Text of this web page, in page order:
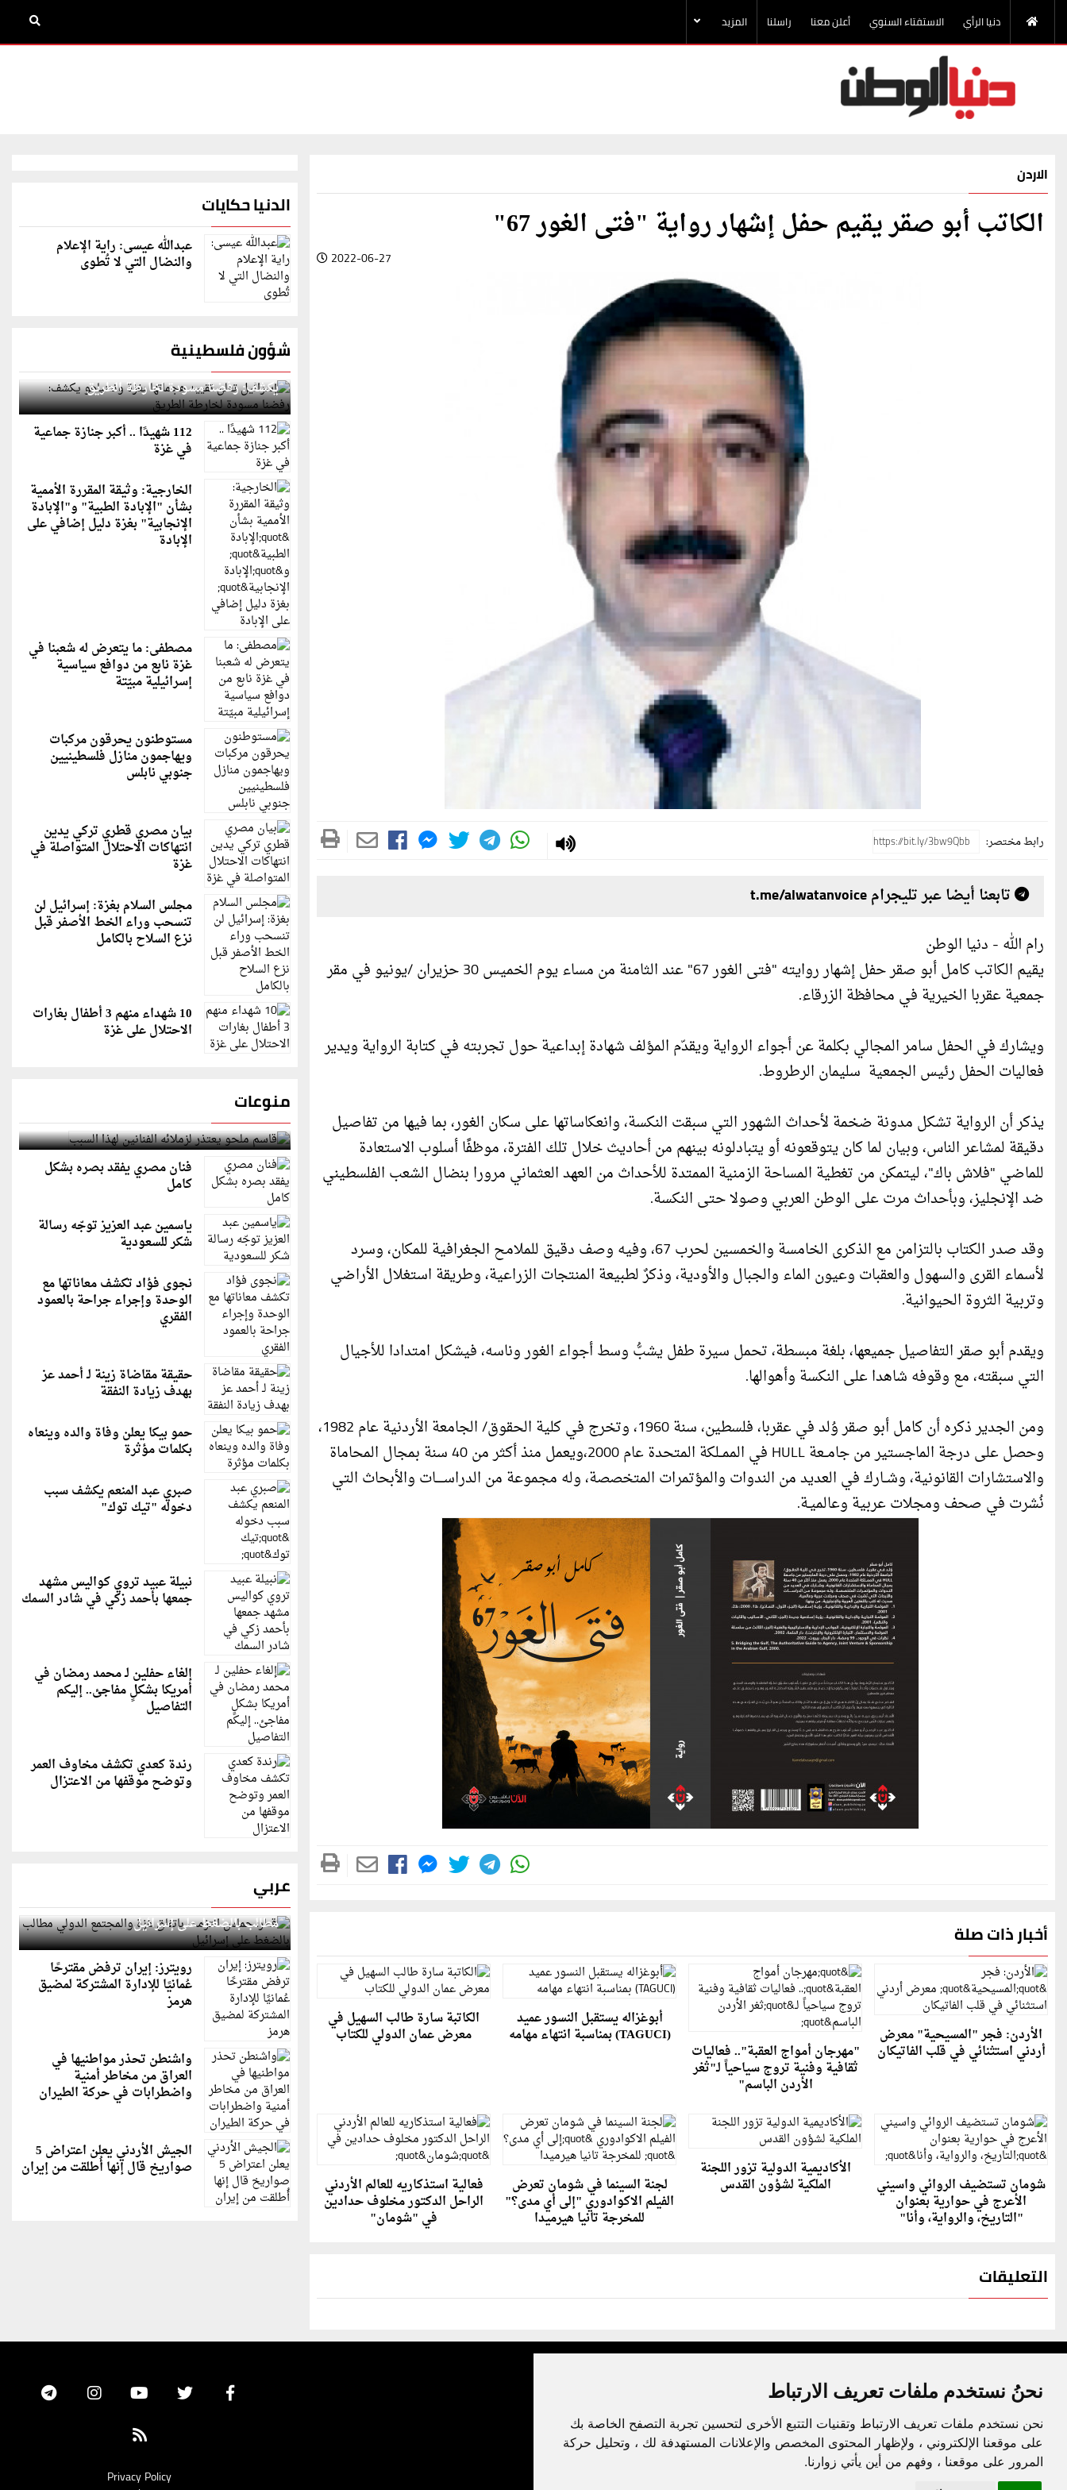
نحنُ نستخدم ملفات تعريف الارتباط
نحن نستخدم ملفات تعريف الارتباط وتقنيات التتبع الأخرى لتحسين تجربة التصفح الخاصة بك
على موقعنا الإلكتروني ، ولإظهار المحتوى المخصص والإعلانات المستهدفة لك ، وتحليل حركة
المرور على موقعنا ، وفهم من أين يأتي زوارنا.
دنيا الرأي الاستفتاء السنوي أعلن معنا راسلنا المزيد
الاردن
الكاتب أبو صقر يقيم حفل إشهار رواية "فتى الغور 67"
2022-06-27
رابط مختصر:
تابعنا أيضا عبر تليجرام t.me/alwatanvoice
رام الله - دنيا الوطن
يقيم الكاتب كامل أبو صقر حفل إشهار روايته "فتى الغور 67" عند الثامنة من مساء يوم الخميس 30 حزيران /يونيو في مقر
جمعية عقربا الخيرية في محافظة الزرقاء.
ويشارك في الحفل سامر المجالي بكلمة عن أجواء الرواية ويقدّم المؤلف شهادة إبداعية حول تجربته في كتابة الرواية ويدير
فعاليات الحفل رئيس الجمعية سليمان الرطروط.
يذكر أن الرواية تشكل مدونة ضخمة لأحداث الشهور التي سبقت النكسة، وانعكاساتها على سكان الغور، بما فيها من تفاصيل
دقيقة لمشاعر الناس، وبيان لما كان يتوقعونه أو يتبادلونه بينهم من أحاديث خلال تلك الفترة، موظفًا أسلوب الاستعادة
للماضي "فلاش باك"، ليتمكن من تغطية المساحة الزمنية الممتدة للأحداث من العهد العثماني مرورا بنضال الشعب الفلسطيني
ضد الإنجليز، وبأحداث مرت على الوطن العربي وصولا حتى النكسة.
وقد صدر الكتاب بالتزامن مع الذكرى الخامسة والخمسين لحرب 67، وفيه وصف دقيق للملامح الجغرافية للمكان، وسرد
لأسماء القرى والسهول والعقبات وعيون الماء والجبال والأودية، وذكرٌ لطبيعة المنتجات الزراعية، وطريقة استغلال الأراضي
وتربية الثروة الحيوانية.
ويقدم أبو صقر التفاصيل جميعها، بلغة مبسطة، تحمل سيرة طفل يشبُّ وسط أجواء الغور وناسه، فيشكل امتدادا للأجيال
التي سبقته، مع وقوفه شاهدا على النكسة وأهوالها.
ومن الجدير ذكره أن كامل أبو صقر وُلد في عقربا، فلسطين، سنة 1960، وتخرج في كلية الحقوق/ الجامعة الأردنية عام 1982،
وحصل على درجة الماجستير من جامــعة HULL في الممــلكة المتحدة عام 2000،ويعمل منذ أكثر من 40 سنة بمجال المحاماة
والاستشارات القانونية، وشــارك في العديد من الندوات والمؤتمرات المتخصصة، وله مجموعة من الدراســـــات والأبحاث التي
نُشرت في صحف ومجلات عربية وعالميـة.
أخبار ذات صلة
الأردن: فجر "المسيحية" معرض
أردني استثنائي في قلب الفاتيكان "مهرجان أمواج العقبة".. فعاليات
ثقافية وفنية تروج سياحياً لـ"ثغر
الأردن الباسم"
أبوغزاله يستقبل النسور عميد
(TAGUCI) بمناسبة انتهاء مهامه
الكاتبة سارة طالب السهيل في
معرض عمان الدولي للكتاب
شومان تستضيف الروائي واسيني
الأعرج في حوارية بعنوان
"التاريخ، والرواية، وأنا"
الأكاديمية الدولية تزور اللجنة
الملكية لشؤون القدس لجنة السينما في شومان تعرض
الفيلم الاكوادوري "إلى أي مدى؟"
للمخرجة تانيا هيرميدا
فعالية استذكاريه للعالم الأردني
الراحل الدكتور مخلوف حدادين
في "شومان"
التعليقات
الدنيا حكايات
عبدالله عيسى: راية الإعلام
والنضال التي لا تُطوى
شؤون فلسطينية
إسرائيل تعلن تقييد هجماتها بغزة ونتنياهو
يكشف: رفضنا مسودة لخارطة الطريق
112 شهيدًا .. أكبر جنازة جماعية
في غزة
الخارجية: وثيقة المقررة الأممية
بشأن "الإبادة الطبية" و"الإبادة
الإنجابية" بغزة دليل إضافي على
الإبادة
مصطفى: ما يتعرض له شعبنا في
غزة نابع من دوافع سياسية
إسرائيلية مبيّتة
مستوطنون يحرقون مركبات
ويهاجمون منازل فلسطينيين
جنوبي نابلس
بيان مصري قطري تركي يدين
انتهاكات الاحتلال المتواصلة في
غزة
مجلس السلام بغزة: إسرائيل لن
تنسحب وراء الخط الأصفر قبل
نزع السلاح بالكامل
10 شهداء منهم 3 أطفال بغارات
الاحتلال على غزة
منوعات
قاسم ملحو يعتذر لزملائه الفنانين لهذا السبب
فنان مصري يفقد بصره بشكل
كامل
ياسمين عبد العزيز توجّه رسالة
شكر للسعودية
نجوى فؤاد تكشف معاناتها مع
الوحدة وإجراء جراحة بالعمود
الفقري
حقيقة مقاضاة زينة لـ أحمد عز
بهدف زيادة النفقة
حمو بيكا يعلن وفاة والده وينعاه
بكلمات مؤثرة
صبري عبد المنعم يكشف سبب
دخوله "تيك توك"
نبيلة عبيد تروي كواليس مشهد
جمعها بأحمد زكي في شادر السمك
إلغاء حفلين لـ محمد رمضان في
أمريكا بشكلٍ مفاجئ.. إليكم
التفاصيل
رندة كعدي تكشف مخاوف العمر
وتوضح موقفها من الاعتزال
عربي
قطر: حماس التزمت باتفاق غزة والمجتمع الدولي
مطالب بالضغط على إسرائيل
رويترز: إيران ترفض مقترحًا
عُمانيًا للإدارة المشتركة لمضيق
هرمز
واشنطن تحذر مواطنيها في
العراق من مخاطر أمنية
واضطرابات في حركة الطيران
الجيش الأردني يعلن اعتراض 5
صواريخ قال إنها أُطلقت من إيران
جميع الحقوق محفوظة لدنيا الوطن © 2003 - 2022
Privacy Policy